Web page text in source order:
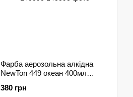
Фарба аерозольна алкідна
NewTon 449 океан 400мл
380 грн